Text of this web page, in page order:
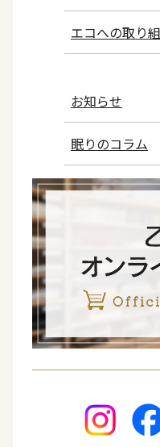
エコへの取り
お知らせ
眠りのコラム